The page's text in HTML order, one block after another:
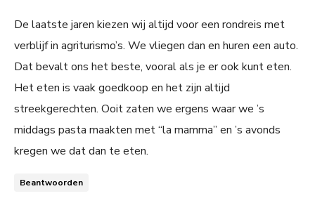
De laatste jaren kiezen wij altijd voor een rondreis met
verblijf in agriturismo’s. We vliegen dan en huren een auto.
Dat bevalt ons het beste, vooral als je er ook kunt eten.
Het eten is vaak goedkoop en het zijn altijd
streekgerechten. Ooit zaten we ergens waar we ’s
middags pasta maakten met “la mamma” en ’s avonds
kregen we dat dan te eten.
Beantwoorden